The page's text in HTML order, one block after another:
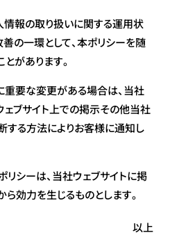
情報の取り扱いに関する運用状
の一環として、本ポリシーを随
があります。
重要な変更がある場合は、当社
ェブサイト上での掲示その他当社
する方法によりお客様に通知し
リシーは、当社ウェブサイトに掲
効力を生じるものとします。
以上